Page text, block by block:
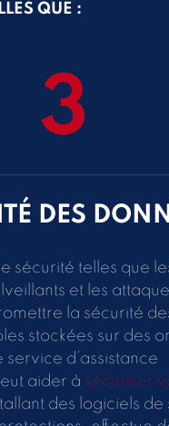
QUE :
3
DES
sécurité telles que
et les
la sécurité
stockées sur des
service d’assistance
aider à sécuriser
des logiciels de